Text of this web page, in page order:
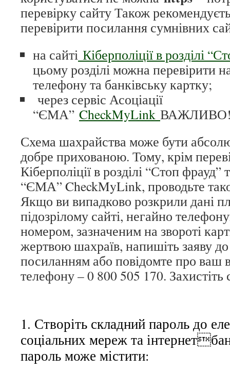
перевірку сайту Також
перевірити посилання сумнівних
на сайті Кіберполіції в розділі
цьому розділі можна перевірити
телефону та банківську картку;
через сервіс Асоціації
“ЄМА” CheckMyLink
Схема шахрайства може бути
добре прихованою. Тому, крім
Кіберполіції в розділі “Стоп фрауд”
“ЄМА” CheckMyLink, проводьте
Якщо ви випадково розкрили дані
підозрілому сайті, негайно
номером, зазначеним на звороті
жертвою шахраїв, напишіть заяву до
посиланням або повідомте про ваш
телефону – 0 800 505 170. Захистіть
1. Створіть складний пароль до
соціальних мереж та
пароль може містити: